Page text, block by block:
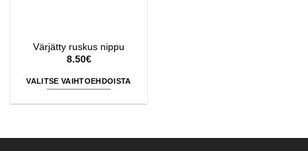
Värjätty ruskus nippu
8.50€
VALITSE VAIHTOEHDOISTA
useampi